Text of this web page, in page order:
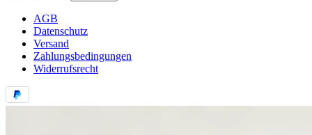
AGB
Datenschutz
Versand
Zahlungsbedingungen
Widerrufsrecht